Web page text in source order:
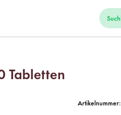
Tabletten
Artikelnummer: